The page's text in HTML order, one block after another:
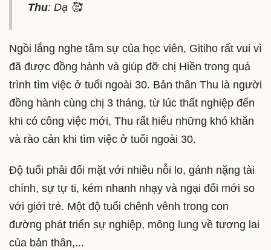
Thu: Dạ 🥰
Ngồi lắng nghe tâm sự của học viên, Gitiho rất vui vì
đã được đồng hành và giúp đỡ chị Hiền trong quá
trình tìm việc ở tuổi ngoài 30. Bản thân Thu là người
đồng hành cùng chị 3 tháng, từ lúc thất nghiệp đến
khi có công việc mới, Thu rất hiểu những khó khăn
và rào cản khi tìm việc ở tuổi ngoài 30.
Độ tuổi phải đối mặt với nhiều nỗi lo, gánh nặng tài
chính, sự tự ti, kém nhanh nhạy và ngại đổi mới so
với giới trẻ. Một độ tuổi chênh vênh trong con
đường phát triển sự nghiệp, mông lung về tương lai
của bản thân,...